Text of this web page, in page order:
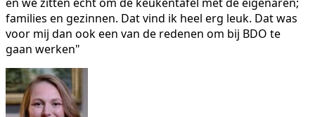
families en gezinnen. Dat vind ik heel erg leuk. Dat was
voor mij dan ook een van de redenen om bij BDO te
gaan werken"